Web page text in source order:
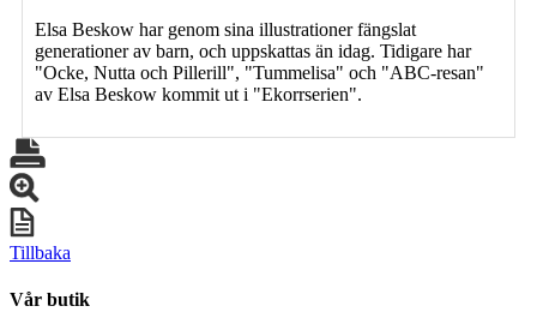
Elsa Beskow har genom sina illustrationer fängslat
generationer av barn, och uppskattas än idag. Tidigare har
"Ocke, Nutta och Pillerill", "Tummelisa" och "ABC-resan"
av Elsa Beskow kommit ut i "Ekorrserien".
Tillbaka
Vår butik